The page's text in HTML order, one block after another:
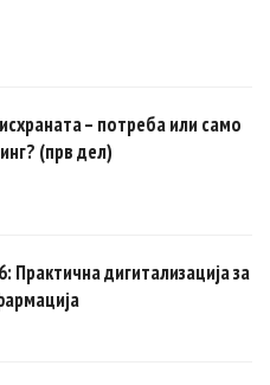
– потреба или само
(прв дел)
Практична дигитализација за